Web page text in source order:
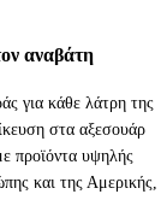
αναβάτη
για κάθε λάτρη της
στα αξεσουάρ
προϊόντα υψηλής
και της Αμερικής,